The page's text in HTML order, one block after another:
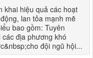
khai hiệu quả các hoạt
lan tỏa mạnh mẽ
bao gồm: Tuyên
địa phương khó
đội ngũ hội...